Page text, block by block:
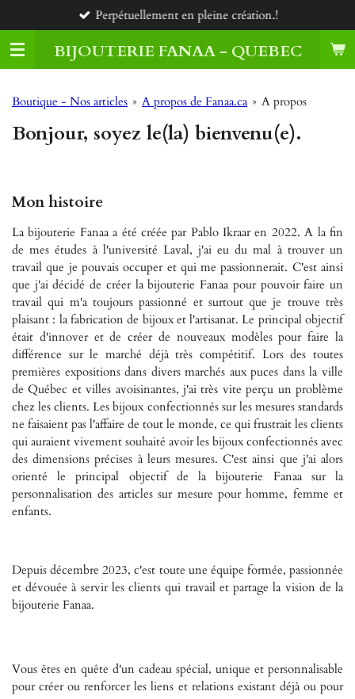
au
contenu
principal
BIJOUTERIE FANAA - QUEBEC
Perpétuellement en pleine création.!
Boutique - Nos articles » A propos de Fanaa.ca » A propos
Bonjour, soyez le(la) bienvenu(e).
Mon histoire
La bijouterie Fanaa a été créée par Pablo Ikraar en 2022. A la fin
de mes études à l'université Laval, j'ai eu du mal à trouver un
travail que je pouvais occuper et qui me passionnerait. C'est ainsi
que j'ai décidé de créer la bijouterie Fanaa pour pouvoir faire un
travail qui m'a toujours passionné et surtout que je trouve très
plaisant : la fabrication de bijoux et l'artisanat. Le principal objectif
était d'innover et de créer de nouveaux modèles pour faire la
différence sur le marché déjà très compétitif. Lors des toutes
premières expositions dans divers marchés aux puces dans la ville
de Québec et villes avoisinantes, j'ai très vite perçu un problème
chez les clients. Les bijoux confectionnés sur les mesures standards
ne faisaient pas l'affaire de tout le monde, ce qui frustrait les clients
qui auraient vivement souhaité avoir les bijoux confectionnés avec
des dimensions précises à leurs mesures. C'est ainsi que j'ai alors
orienté le principal objectif de la bijouterie Fanaa sur la
personnalisation des articles sur mesure pour homme, femme et
enfants.
Depuis décembre 2023, c'est toute une équipe formée, passionnée
et dévouée à servir les clients qui travail et partage la vision de la
bijouterie Fanaa.
Vous êtes en quête d'un cadeau spécial, unique et personnalisable
pour créer ou renforcer les liens et relations existant déjà ou pour